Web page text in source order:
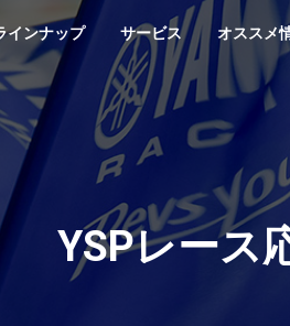
崎
インナップ サービス オススメ
YSPレース